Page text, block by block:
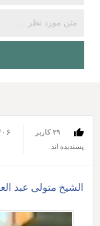
۲۹ کاربر
پسندیده اند.‎
الشیخ متولی عبد